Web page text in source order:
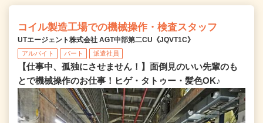
コイル製造工場での機械操作・検査スタッフ
UTエージェント株式会社 AGT中部第二CU《JQVT1C》
アルバイト パート 派遣社員
【仕事中、孤独にさせません！】面倒見のいい先輩のも
とで機械操作のお仕事！ヒゲ・タトゥー・髪色OK♪